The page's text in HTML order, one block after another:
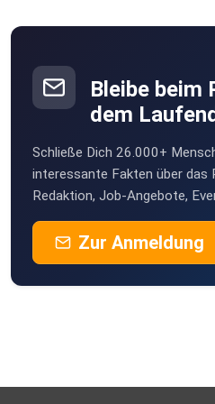
Bleibe beim
dem
Schließe Dich 26.000+
interessante Fakten über das
Redaktion, Job-Angebote,
Zur Anmeldung